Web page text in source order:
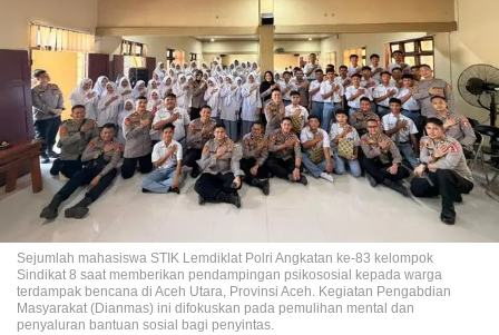
Sejumlah mahasiswa STIK Lemdiklat Polri Angkatan ke-83 kelompok
Sindikat 8 saat memberikan pendampingan psikososial kepada warga
terdampak bencana di Aceh Utara, Provinsi Aceh. Kegiatan Pengabdian
Masyarakat (Dianmas) ini difokuskan pada pemulihan mental dan
penyaluran bantuan sosial bagi penyintas.